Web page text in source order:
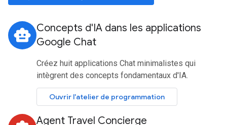
smart_toy Concepts d'IA dans les applications
Google Chat
Créez huit applications Chat minimalistes qui
intègrent des concepts fondamentaux d'IA.
Ouvrir l'atelier de programmation
Agent Travel Concierge